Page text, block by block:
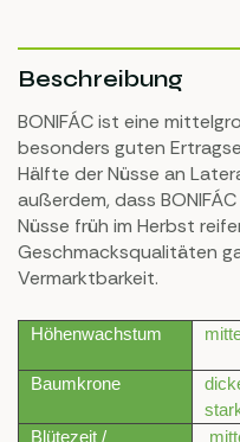
Beschreibung
BONIFÁC ist eine
besonders guten
Hälfte der Nüsse an
außerdem, dass
Nüsse früh im Herbst
Geschmacksqualitäten
Vermarktbarkeit.
Höhenwachstum
Baumkrone
Blütezeit /